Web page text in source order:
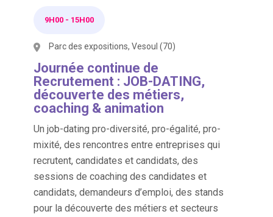
9H00 - 15H00
Parc des expositions, Vesoul (70)
Journée continue de
Recrutement : JOB-DATING,
découverte des métiers,
coaching & animation
Un job-dating pro-diversité, pro-égalité, pro-
mixité, des rencontres entre entreprises qui
recrutent, candidates et candidats, des
sessions de coaching des candidates et
candidats, demandeurs d’emploi, des stands
pour la découverte des métiers et secteurs